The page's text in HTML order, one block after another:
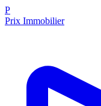
P
Prix Immobilier